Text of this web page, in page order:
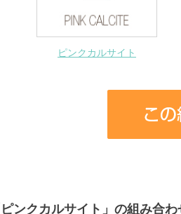
ピンクカルサイト
ピンクカルサイト」の組み合